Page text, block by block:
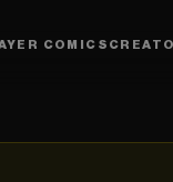
COMICS